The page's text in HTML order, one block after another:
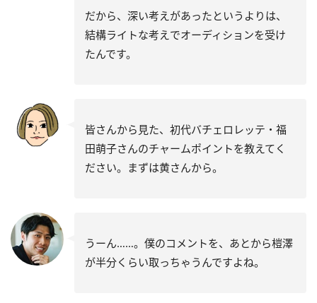
だから、深い考えがあったというよりは、
結構ライトな考えでオーディションを受け
たんです。
皆さんから見た、初代バチェロレッテ・福
田萌子さんのチャームポイントを教えてく
ださい。まずは黄さんから。
うーん……。僕のコメントを、あとから榿澤
が半分くらい取っちゃうんですよね。